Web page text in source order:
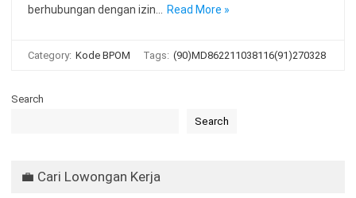
berhubungan dengan izin…
Read More »
Category: Kode BPOM Tags: (90)MD862211038116(91)270328
Search
Search
💼 Cari Lowongan Kerja